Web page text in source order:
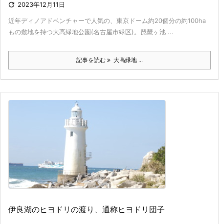
 2023年12月11日
近年ディノアドベンチャーで人気の、東京ドーム約20個分の約100ha
もの敷地を持つ大高緑地公園(名古屋市緑区)。琵琶ヶ池 ...
記事を読む 大高緑地 ...
伊良湖のヒヨドリの渡り、通称ヒヨドリ団子